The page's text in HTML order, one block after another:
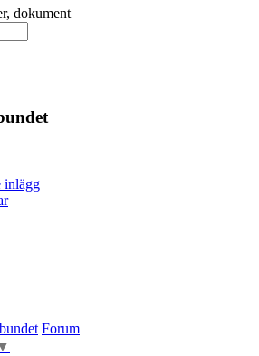
dokument
inlägg
Forum